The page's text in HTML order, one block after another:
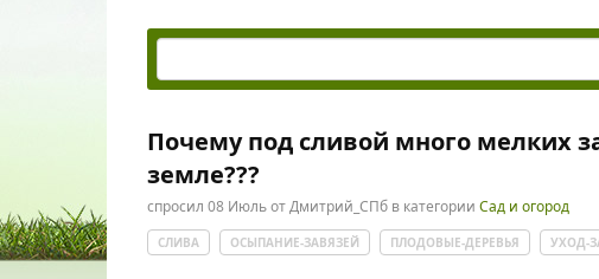
Почему под сливой много мелких
земле???
спросил 08 ИюльотДмитрий_СПб в категории Сад и огород
СЛИВА ОСЫПАНИЕ-ЗАВЯЗЕЙ ПЛОДОВЫЕ-ДЕРЕВЬЯ УХОД-